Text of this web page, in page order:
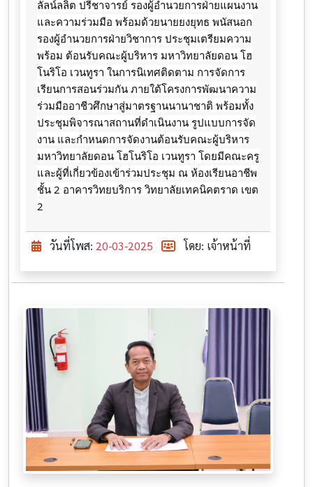
ลัลน์ลลิต ปรีชาจารย์ รองผู้อำนวยการฝ่ายแผนงาน
และความร่วมมือ พร้อมด้วยนายยงยุทธ พนัสนอก
รองผู้อำนวยการฝ่ายวิชาการ ประชุมเตรียมความ
พร้อม ต้อนรับคณะผู้บริหาร มหาวิทยาลัยดอน โฮ
โนริโอ เวนทูรา ในการนิเทศติดตาม การจัดการ
เรียนการสอนร่วมกัน ภายใต้โครงการพัฒนาความ
ร่วมมืออาชีวศึกษาสู่มาตรฐานนานาชาติ พร้อมทั้ง
ประชุมพิจารณาสถานที่ดำเนินงาน รูปแบบการจัด
งาน และกำหนดการจัดงานต้อนรับคณะผู้บริหาร
มหาวิทยาลัยดอน โฮโนริโอ เวนทูรา โดยมีคณะครู
และผู้ที่เกี่ยวข้องเข้าร่วมประชุม ณ ห้องเรียนอาชีพ
ชั้น 2 อาคารวิทยบริการ วิทยาลัยเทคนิคตราด เขต
2
วันที่โพส: 20-03-2025 โดย: เจ้าหน้าที่